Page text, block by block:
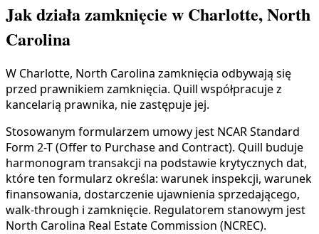
Jak działa zamknięcie w Charlotte, North
Carolina
W Charlotte, North Carolina zamknięcia odbywają się
przed prawnikiem zamknięcia. Quill współpracuje z
kancelarią prawnika, nie zastępuje jej.
Stosowanym formularzem umowy jest NCAR Standard
Form 2-T (Offer to Purchase and Contract). Quill buduje
harmonogram transakcji na podstawie krytycznych dat,
które ten formularz określa: warunek inspekcji, warunek
finansowania, dostarczenie ujawnienia sprzedającego,
walk-through i zamknięcie. Regulatorem stanowym jest
North Carolina Real Estate Commission (NCREC).